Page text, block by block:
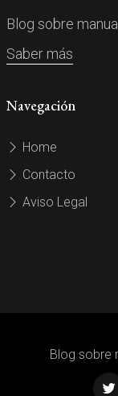
Blog sobre
Saber más
Navegación
Home
Contacto
Aviso Legal
Blog sobre